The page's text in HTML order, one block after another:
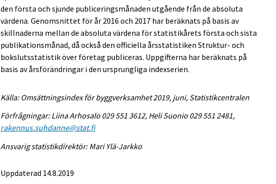
den första och sjunde publiceringsmånaden utgående från de absoluta
värdena. Genomsnittet för år 2016 och 2017 har beräknats på basis av
skillnaderna mellan de absoluta värdena för statistikårets första och sista
publikationsmånad, då också den officiella årsstatistiken Struktur- och
bokslutsstatistik över företag publiceras. Uppgifterna har beräknats på
basis av årsförändringar i den ursprungliga indexserien.
Källa: Omsättningsindex för byggverksamhet 2019, juni, Statistikcentralen
Förfrågningar: Liina Arhosalo 029 551 3612, Heli Suonio 029 551 2481,
rakennus.suhdanne@stat.fi
Ansvarig statistikdirektör: Mari Ylä-Jarkko
Uppdaterad 14.8.2019